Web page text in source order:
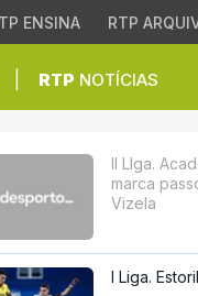
ENSINA RTP
RTP NOTÍCIAS
nuloII LIga.
marca
Vizela
I Liga.